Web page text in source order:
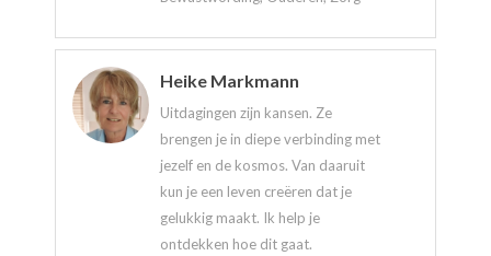
Heike Markmann
Uitdagingen zijn kansen. Ze
brengen je in diepe verbinding met
jezelf en de kosmos. Van daaruit
kun je een leven creëren dat je
gelukkig maakt. Ik help je
ontdekken hoe dit gaat.